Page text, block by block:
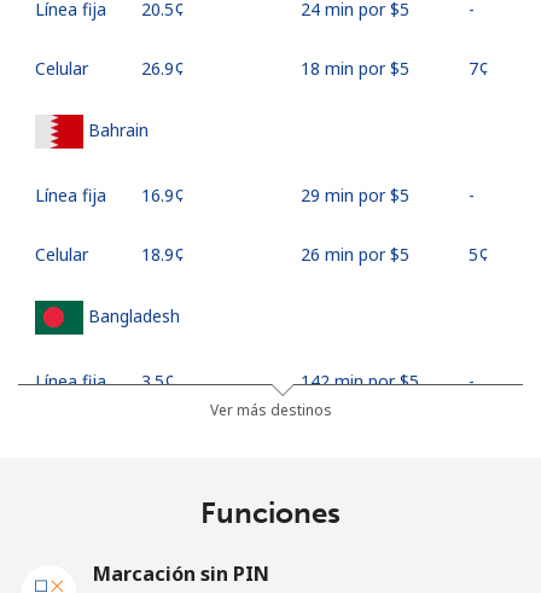
Línea fija ⁦20.5¢⁩ 24 min por ⁦$5⁩ -
Celular ⁦26.9¢⁩ 18 min por ⁦$5⁩ ⁦7¢⁩
Bahrain
Línea fija ⁦16.9¢⁩ 29 min por ⁦$5⁩ -
Celular ⁦18.9¢⁩ 26 min por ⁦$5⁩ ⁦5¢⁩
Bangladesh
Línea fija ⁦3.5¢⁩ 142 min por ⁦$5⁩ -
Línea fija ⁦28.5¢⁩
Ver más destinos
Funciones
Marcación sin PIN